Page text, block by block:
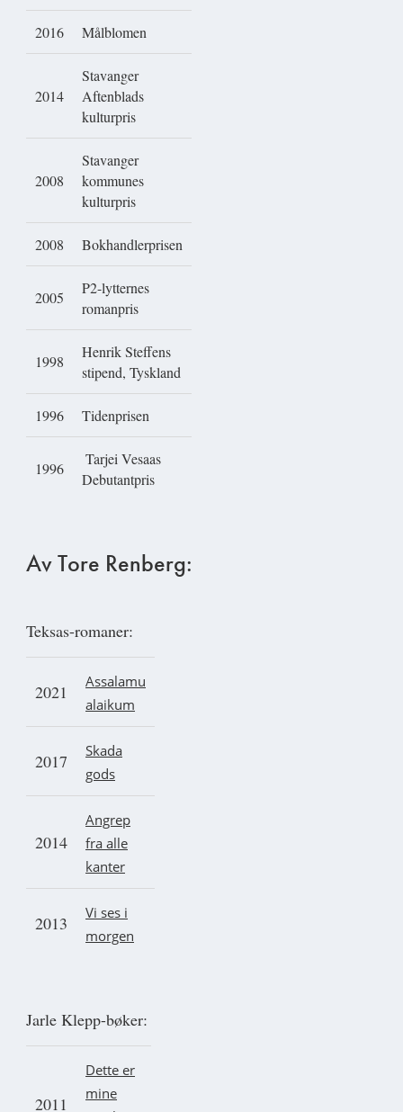
2016 Målblomen
2014
Stavanger
Aftenblads
kulturpris
2008
Stavanger
kommunes
kulturpris
2008 Bokhandlerprisen
2005
P2-lytternes
romanpris
1998
Henrik Steffens
stipend, Tyskland
1996 Tidenprisen
1996
Tarjei Vesaas
Debutantpris
Av Tore Renberg:
Teksas-romaner:
2021 Assalamu
alaikum
2017
Skada
gods
2014
Angrep
fra alle
kanter
2013
Vi ses i
morgen
Jarle Klepp-bøker:
2011
Dette er
mine